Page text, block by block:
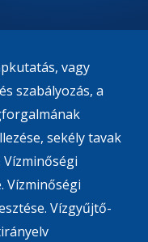
vagy
szabályozás, a
sekély tavak
Vízminőségi
Vízgyűjtő-